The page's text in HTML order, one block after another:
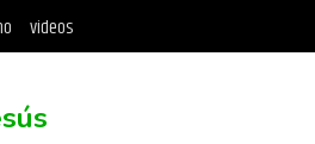
videos